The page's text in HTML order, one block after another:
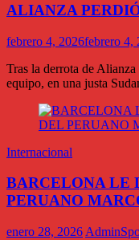
ALIANZA
febrero 4, 2026febrero 4,
Tras la derrota de
equipo, en una justa
Internacional
BARCELONA LE
PERUANO
enero 28, 2026